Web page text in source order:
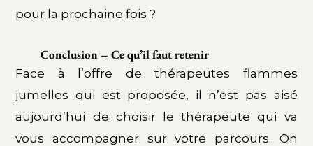
pour la prochaine fois ?
Conclusion – Ce qu’il faut retenir
Face à l’offre de thérapeutes flammes
jumelles qui est proposée, il n’est pas aisé
aujourd’hui de choisir le thérapeute qui va
vous accompagner sur votre parcours. On